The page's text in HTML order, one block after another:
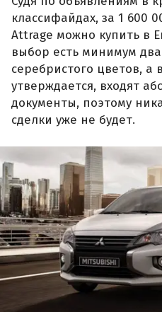
классифайдах, за 1 600
Attrage можно купить в
выбор есть минимум
серебристого цветов, а
утверждается, входят
документы, поэтому
сделки уже не будет.